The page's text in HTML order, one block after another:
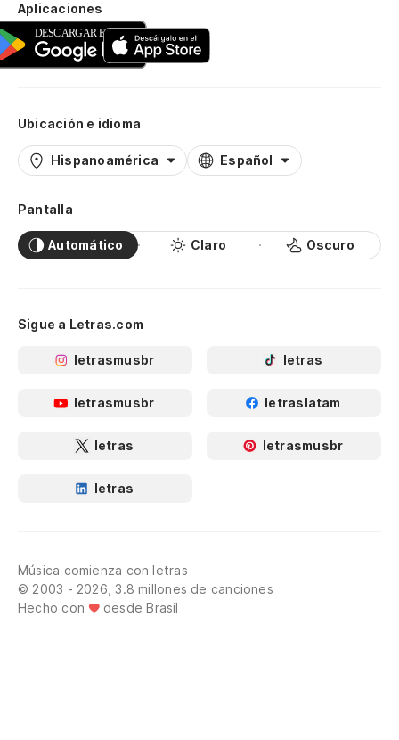
Aplicaciones
Ubicación e idioma
Hispanoamérica Español
Pantalla
Automático Claro Oscuro
Sigue a Letras.com
letrasmusbr letras
letrasmusbr letraslatam
letras letrasmusbr
letras
Música comienza con letras
© 2003 - 2026, 3.8 millones de canciones
Hecho con
desde Brasil